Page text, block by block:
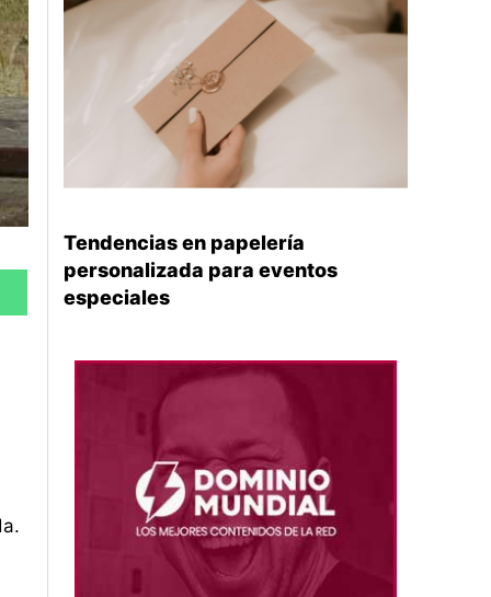
Tendencias en papelería
personalizada para eventos
especiales